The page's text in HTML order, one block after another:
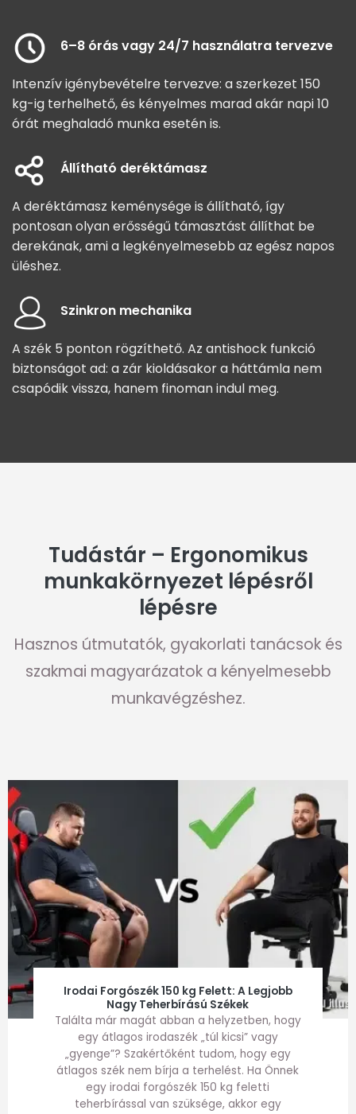
6–8 órás vagy 24/7 használatra tervezve
Intenzív igénybevételre tervezve: a szerkezet 150
kg-ig terhelhető, és kényelmes marad akár napi 10
órát meghaladó munka esetén is.
Állítható deréktámasz
A deréktámasz keménysége is állítható, így
pontosan olyan erősségű támasztást állíthat be
derekának, ami a legkényelmesebb az egész napos
üléshez.
Szinkron mechanika
A szék 5 ponton rögzíthető. Az antishock funkció
biztonságot ad: a zár kioldásakor a háttámla nem
csapódik vissza, hanem finoman indul meg.
Tudástár – Ergonomikus
munkakörnyezet lépésről
lépésre
Hasznos útmutatók, gyakorlati tanácsok és
szakmai magyarázatok a kényelmesebb
munkavégzéshez.
Irodai Forgószék 150 kg Felett: A Legjobb
Nagy Teherbírású Székek
Találta már magát abban a helyzetben, hogy
egy átlagos irodaszék „túl kicsi” vagy
„gyenge”? Szakértőként tudom, hogy egy
átlagos szék nem bírja a terhelést. Ha Önnek
egy irodai forgószék 150 kg feletti
teherbírással van szüksége, akkor egy